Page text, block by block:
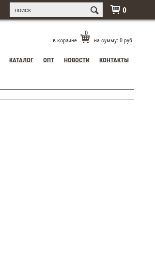
 0
в корзине
0
на сумму: 0руб.
КАТАЛОГ ОПТ НОВОСТИ КОНТАКТЫ